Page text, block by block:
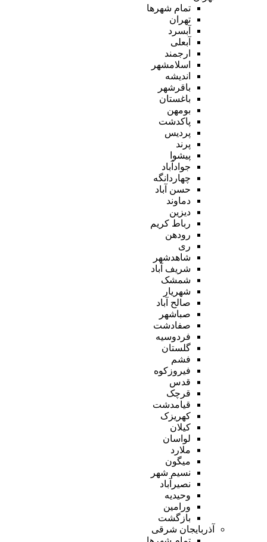
تمام شهر‌ها
تهران
آبسرد
آبعلی
ارجمند
اسلامشهر
اندیشه
باقرشهر
باغستان
بومهن
پاکدشت
پردیس
پرند
پیشوا
جوادآباد
چهاردانگه
حسن آباد
دماوند
دیزین
رباط کریم
رودهن
ری
شاهدشهر
شریف آباد
شمشک
شهریار
صالح آباد
صباشهر
صفادشت
فردوسیه
گلستان
فشم
فیروزکوه
قدس
قرچک
قیامدشت
کهریزک
کیلان
لواسان
ملارد
میگون
نسیم شهر
نصیرآباد
وحیدیه
ورامین
بازگشت
آذربایجان شرقی